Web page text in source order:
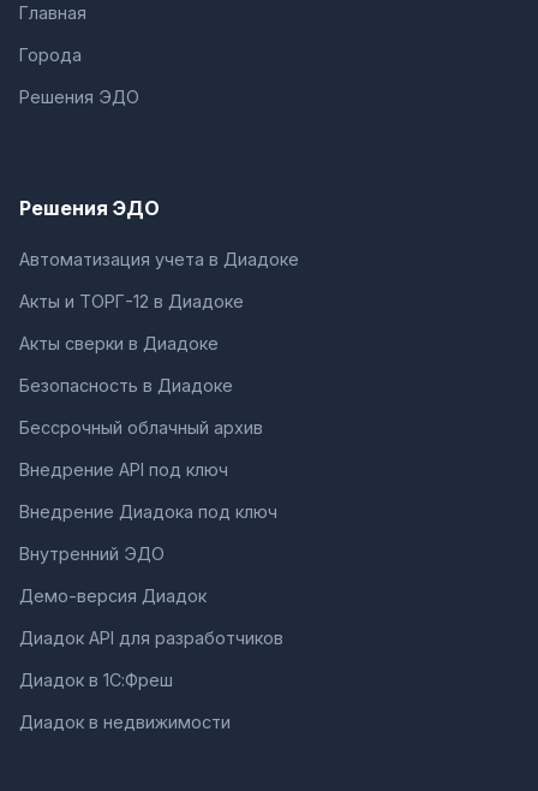
Главная
Города
Решения ЭДО
Решения ЭДО
Автоматизация учета в Диадоке
Акты и ТОРГ-12 в Диадоке
Акты сверки в Диадоке
Безопасность в Диадоке
Бессрочный облачный архив
Внедрение API под ключ
Внедрение Диадока под ключ
Внутренний ЭДО
Демо-версия Диадок
Диадок API для разработчиков
Диадок в 1С:Фреш
Диадок в недвижимости